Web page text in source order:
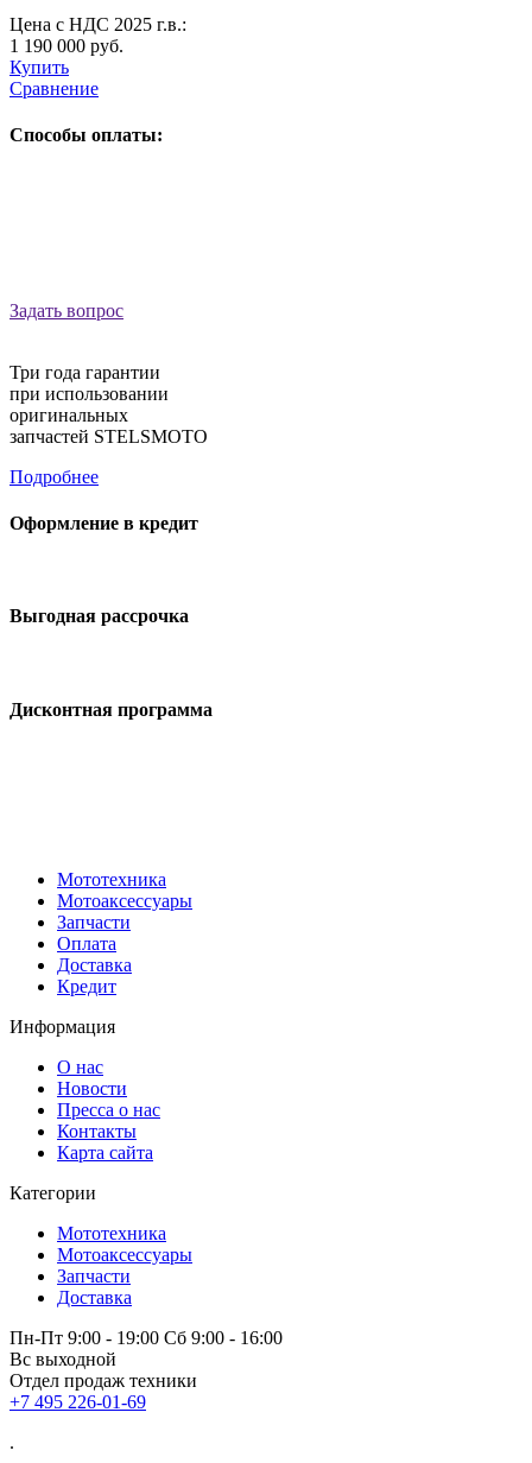
Цена с НДС 2025 г.в.:
1 190 000 руб.
Купить
Сравнение
Способы оплаты:
Задать вопрос
Три года гарантии
при использовании
оригинальных
запчастей STELSMOTO
Подробнее
Оформление в кредит
Выгодная рассрочка
Дисконтная программа
Мототехника
Мотоаксессуары
Запчасти
Оплата
Доставка
Кредит
Информация
О нас
Новости
Пресса о нас
Контакты
Карта сайта
Категории
Мототехника
Мотоаксессуары
Запчасти
Доставка
Пн-Пт 9:00 - 19:00 Сб 9:00 - 16:00
Вс выходной
Отдел продаж техники
+7 495 226-01-69
.